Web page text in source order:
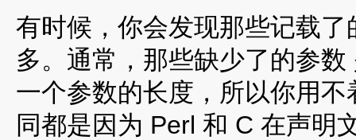
有时候，你会发现那些记载
多。通常，那些缺少了的参
一个参数的长度，所以你用
同都是因为 Perl 和 C 在声明